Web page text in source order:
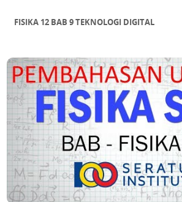
FISIKA 12 BAB 9 TEKNOLOGI DIGITAL